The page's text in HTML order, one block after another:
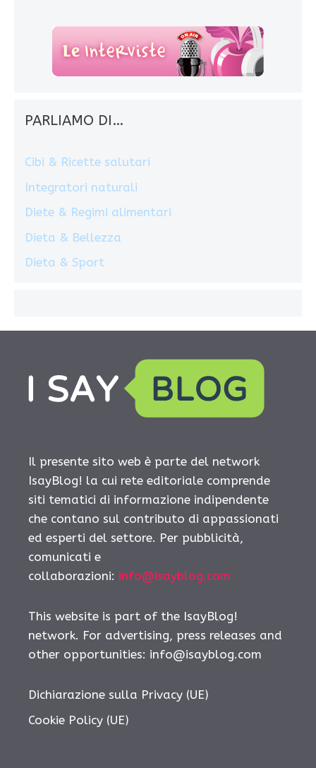
PARLIAMO DI…
Cibi & Ricette salutari
Integratori naturali
Diete & Regimi alimentari
Dieta & Bellezza
Dieta & Sport
Il presente sito web è parte del network
IsayBlog! la cui rete editoriale comprende
siti tematici di informazione indipendente
che contano sul contributo di appassionati
ed esperti del settore. Per pubblicità,
comunicati e
collaborazioni: info@isayblog.com
This website is part of the IsayBlog!
network. For advertising, press releases and
other opportunities: info@isayblog.com
Dichiarazione sulla Privacy (UE)
Cookie Policy (UE)